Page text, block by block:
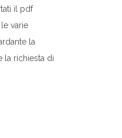
il pdf
varie
la
la richiesta di